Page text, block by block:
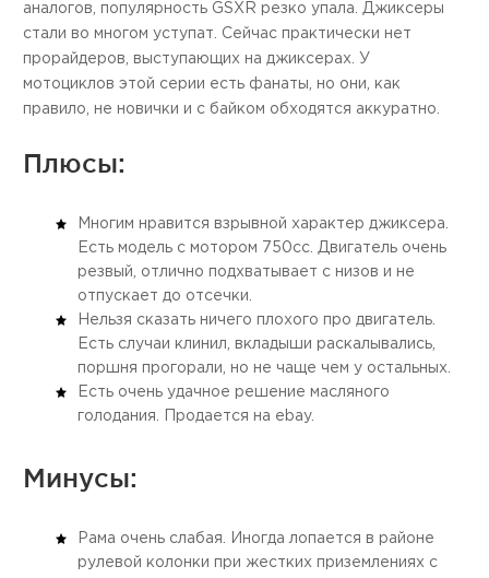
аналогов, популярность GSXR резко упала. Джиксеры
стали во многом уступат. Сейчас практически нет
прорайдеров, выступающих на джиксерах. У
мотоциклов этой серии есть фанаты, но они, как
правило, не новички и с байком обходятся аккуратно.
Плюсы:
Многим нравится взрывной характер джиксера.
Есть модель с мотором 750сс. Двигатель очень
резвый, отлично подхватывает с низов и не
отпускает до отсечки.
Нельзя сказать ничего плохого про двигатель.
Есть случаи клинил, вкладыши раскалывались,
поршня прогорали, но не чаще чем у остальных.
Есть очень удачное решение масляного
голодания. Продается на ebay.
Минусы:
Рама очень слабая. Иногда лопается в районе
рулевой колонки при жестких приземлениях с